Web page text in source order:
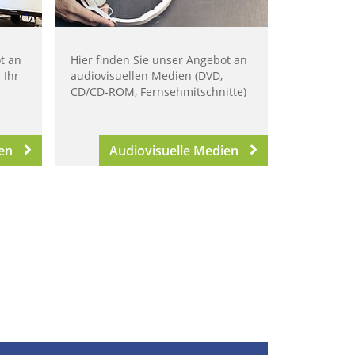
an
Ihr
Hier finden Sie unser Angebot an
audiovisuellen Medien (DVD,
CD/CD-ROM, Fernsehmitschnitte)
Audiovisuelle Medien